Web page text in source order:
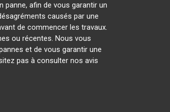
panne, afin de vous garantir un
causés par une
de commencer les travaux.
ou récentes. Nous vous
et de vous garantir une
pas à consulter nos avis